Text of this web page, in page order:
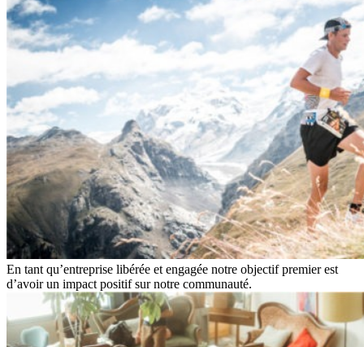
En tant qu’entreprise libérée et engagée notre objectif premier est
d’avoir un impact positif sur notre communauté.